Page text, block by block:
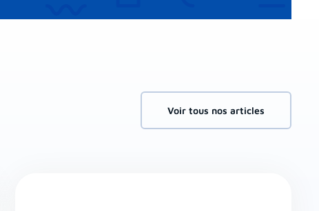
Voir tous nos articles